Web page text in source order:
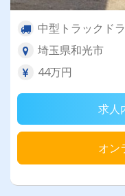
中型トラックド
埼玉県和光市
44万円
求人
オン